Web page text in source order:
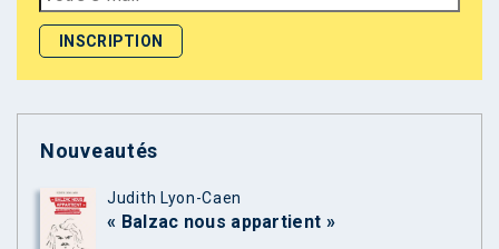
Nouveautés
Judith Lyon-Caen
« Balzac nous appartient »